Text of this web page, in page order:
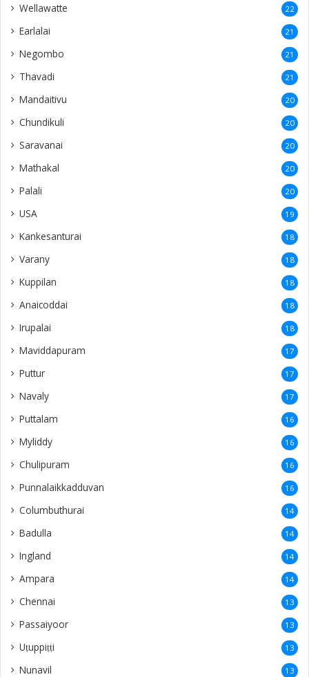
Wellawatte 22
Earlalai 21
Negombo 21
Thavadi 21
Mandaitivu 20
Chundikuli 20
Saravanai 20
Mathakal 20
Palali 20
USA 19
Kankesanturai 18
Varany 18
Kuppilan 18
Anaicoddai 18
Irupalai 18
Maviddapuram 17
Puttur 17
Navaly 17
Puttalam 16
Myliddy 16
Chulipuram 16
Punnalaikkadduvan 16
Columbuthurai 14
Badulla 14
Ingland 14
Ampara 14
Chennai 13
Passaiyoor 13
Uṭuppiṭṭi 13
Nunavil 13